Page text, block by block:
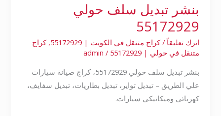
بنشر تبديل سلف حولي
55172929
اترك تعليقاً /كراج متنقل في الكويت | 55172929 ,كراج
متنقل في حولي | 55172929
/
admin
بنشر تبديل سلف حولي 55172929، كراج صيانة سيارات
علي الطريق – تبديل تواير، تبديل بطاريات، تبديل سفايف،
كهربائي وميكانيكي سيارات.